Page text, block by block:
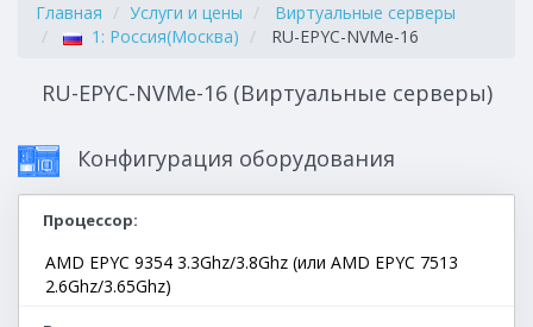
Главная Услуги и цены
Виртуальные серверы
1: Россия(Москва)
RU-EPYC-NVMe-16
RU-EPYC-NVMe-16 (Виртуальные серверы)
Конфигурация оборудования
Процессор
AMD EPYC 9354 3.3Ghz/3.8Ghz (или AMD EPYC 7513
2.6Ghz/3.65Ghz)